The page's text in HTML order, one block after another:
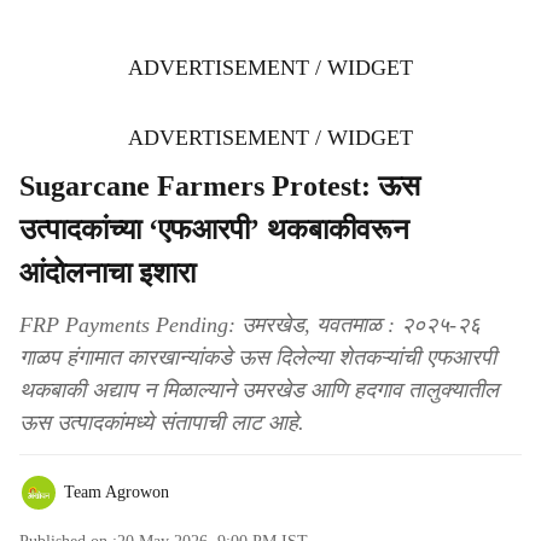
ADVERTISEMENT / WIDGET
ADVERTISEMENT / WIDGET
Sugarcane Farmers Protest: ऊस
उत्पादकांच्या ‘एफआरपी’ थकबाकीवरून
आंदोलनाचा इशारा
FRP Payments Pending: उमरखेड, यवतमाळ : २०२५-२६
गाळप हंगामात कारखान्यांकडे ऊस दिलेल्या शेतकऱ्यांची एफआरपी
थकबाकी अद्याप न मिळाल्याने उमरखेड आणि हदगाव तालुक्यातील
ऊस उत्पादकांमध्ये संतापाची लाट आहे.
Team Agrowon